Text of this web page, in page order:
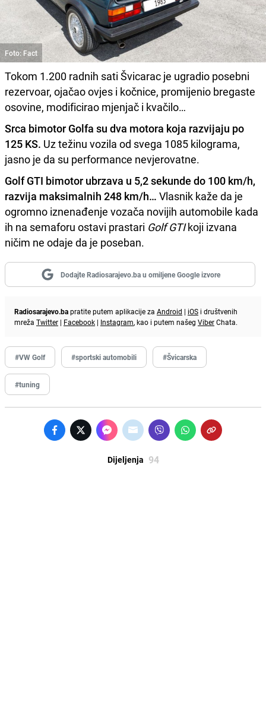
Foto: Fact
Tokom 1.200 radnih sati Švicarac je ugradio posebni
rezervoar, ojačao ovjes i kočnice, promijenio bregaste
osovine, modificirao mjenjač i kvačilo…
Srca bimotor Golfa su dva motora koja razvijaju po
125 KS. Uz težinu vozila od svega 1085 kilograma,
jasno je da su performance nevjerovatne.
Golf GTI bimotor ubrzava u 5,2 sekunde do 100 km/h,
razvija maksimalnih 248 km/h… Vlasnik kaže da je
ogromno iznenađenje vozača novijih automobile kada
ih na semaforu ostavi prastari Golf GTIkoji izvana
ničim ne odaje da je poseban.
Dodajte Radiosarajevo.ba u omiljene Google izvore
Radiosarajevo.bapratite putem aplikacije za Android | iOS i društvenih
mreža Twitter | Facebook | Instagram, kao i putem našeg ViberChata.
#VW Golf #sportski automobili #Švicarska
#tuning
Dijeljenja 94